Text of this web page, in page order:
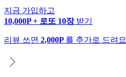
지금 가입하고
10,000P + 로또 10장 받기
리뷰 쓰면 2,000P 를 추가로 드려요